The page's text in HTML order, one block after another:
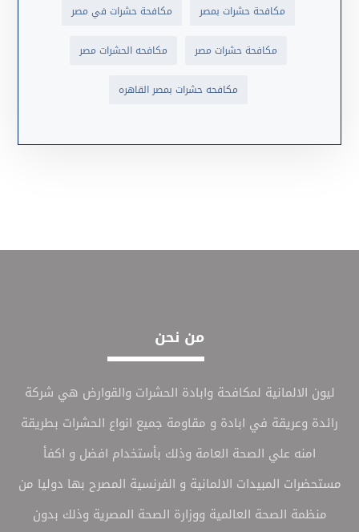
مكافحة حشرات بمصر مكافحة حشرات في مصر
مكافحة حشرات مصر مكافحه الحشرات مصر
مكافحه حشرات بمصر القاهره
من نحن
ليون الالمانية لمكافحة وابادة الحشرات والقوارض هي شركة
رائدة وعريقة في ابادة و مقاومة جميع انواع الحشرات بطريقة
امنه علي الصحة العامة وذلك بأستخدام افضل و اكفأ
مستحضرات المبيدات الالمانية و الفرنسية المصرح بها دوليا من
منظمة الصحة العالمية ووزارة الصحة المصرية وذلك بدون